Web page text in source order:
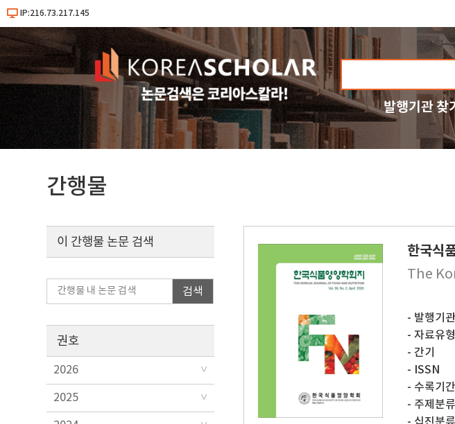
IP:216.73.217.145
발행기관 찾
간행물
한국식
The
발행기관
자료유형
간기
ISSN
수록기간
주제분류
이 간행물 논문 검색
검색
권호
2026
2025